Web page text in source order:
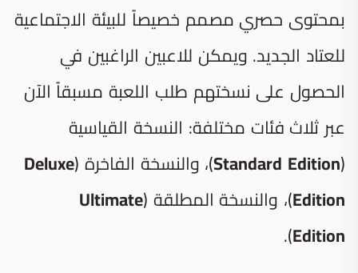
بمحتوى حصري مصمم خصيصاً للبيئة الاجتماعية
للعتاد الجديد. ويمكن للاعبين الراغبين في
الحصول على نسختهم طلب اللعبة مسبقاً الآن
عبر ثلاث فئات مختلفة: النسخة القياسية
(
Standard Edition)، والنسخة الفاخرة (Deluxe
Edition)، والنسخة المطلقة (Ultimate
Edition
).